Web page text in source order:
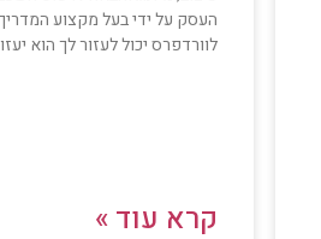
העסק על ידי בעל מקצוע
לוורדפרס יכול לעזור לך הוא
קרא עוד »